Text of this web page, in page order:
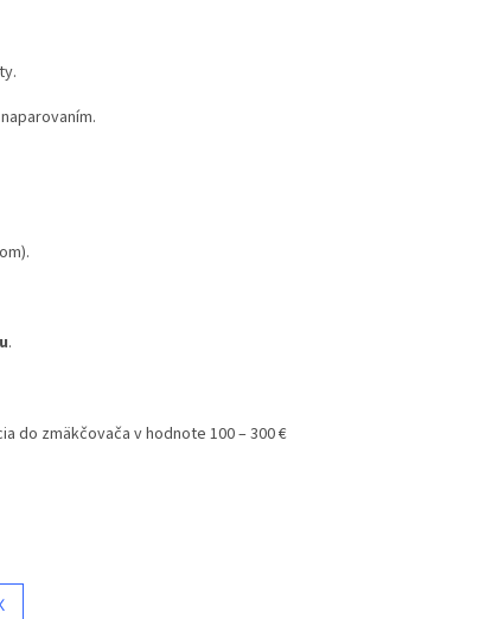
.
do zmäkčovača v hodnote 100 – 300 €